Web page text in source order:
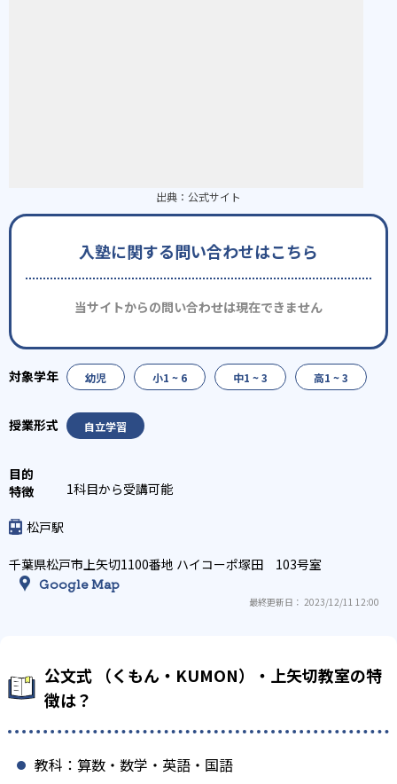
出典： 公式サイト
入塾に関する問い合わせはこちら
当サイトからの問い合わせは現在できません
幼児 小1 ~ 6 中1 ~ 3 高1 ~ 3
自立学習
1科目から受講可能
松戸駅
千葉県松戸市上矢切1100番地 ハイコーポ塚田 103号室
Google Map
最終更新日： 2023/12/11 12:00
公文式 （くもん・KUMON）・上矢切教室の特
徴は？
教科：算数・数学・英語・国語